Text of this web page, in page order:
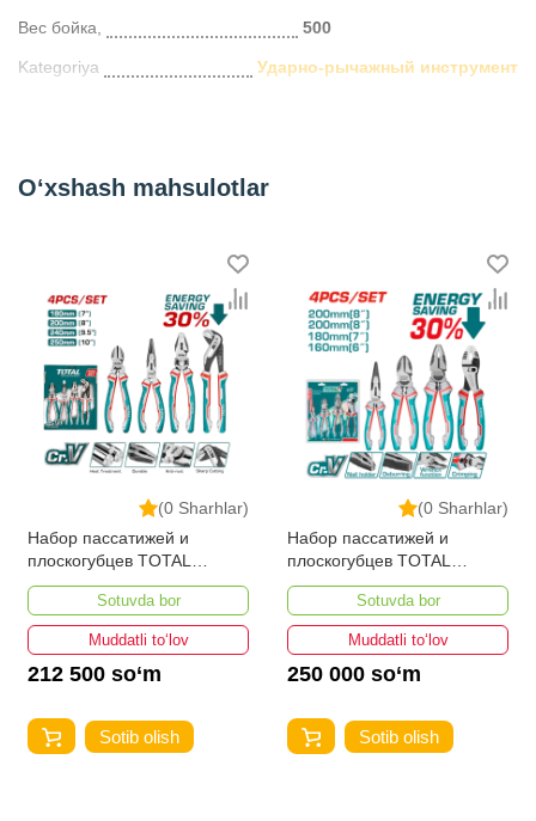
Вес бойка, 500
Kategoriya Ударно-рычажный инструмент
O‘xshash mahsulotlar
(0 Sharhlar)
Набор пассатижей и
плоскогубцев TOTAL
THT2K0498
Sotuvda bor
Muddatli to‘lov
212 500 so‘m
Sotib olish
(0 Sharhlar)
Набор пассатижей и
плоскогубцев TOTAL
THT2K0488
Sotuvda bor
Muddatli to‘lov
250 000 so‘m
Sotib olish